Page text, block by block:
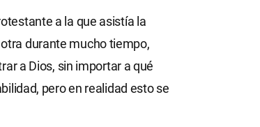
a la que asistía la
durante mucho tiempo,
a Dios, sin importar a qué
pero en realidad esto se